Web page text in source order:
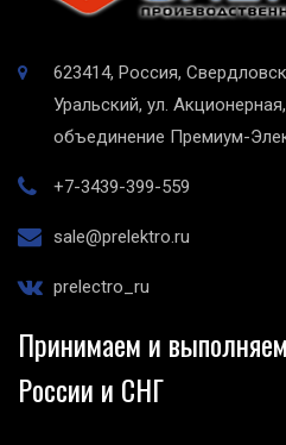
623414, Россия,
Уральский, ул.
объединение Премиум-
+7-3439-399-559
sale@prelektro.ru
prelectro_ru
Принимаем и
России и СНГ